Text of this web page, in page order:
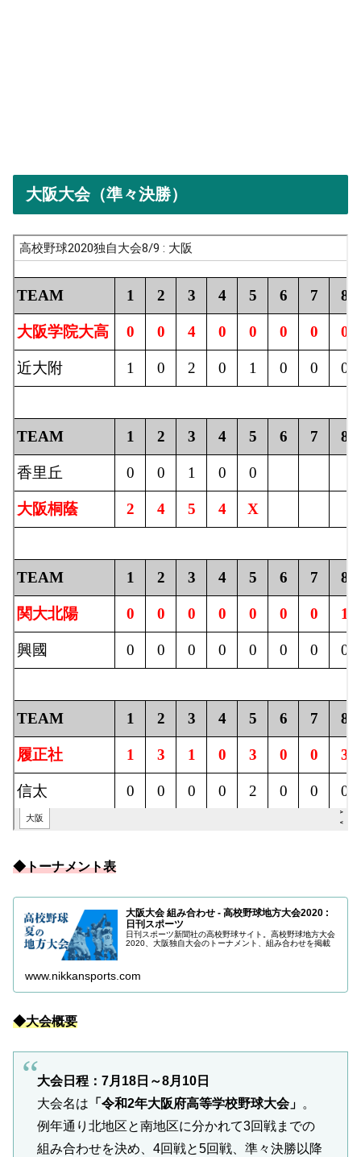
大阪大会（準々決勝）
◆トーナメント表
大阪大会 組み合わせ - 高校野球地方大会2020 :
日刊スポーツ
日刊スポーツ新聞社の高校野球サイト。高校野球地方大会
2020、大阪独自大会のトーナメント、組み合わせを掲載
www.nikkansports.com
◆大会概要
大会日程：7月18日～8月10日
大会名は 「令和2年大阪府高等学校野球大会」 。
例年通り北地区と南地区に分かれて3回戦までの
組み合わせを決め、4回戦と5回戦、準々決勝以降